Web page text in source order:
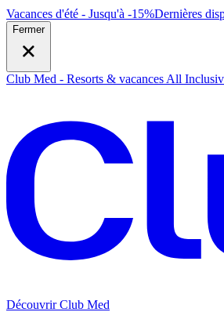
Vacances d'été - Jusqu'à -15%Dernières
Fermer
Club Med - Resorts & vacances All
Découvrir Club Med